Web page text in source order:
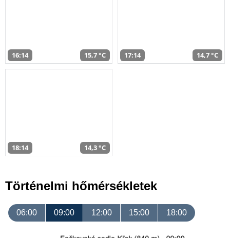
16:14 15,7 °C 17:14 14,7 °C
18:14 14,3 °C
Történelmi hőmérsékletek
06:00 09:00 12:00 15:00 18:00